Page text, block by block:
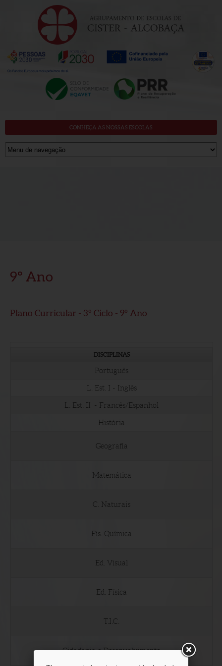
CONHEÇA AS NOSSAS ESCOLAS
9º Ano
Plano Curricular - 3º Ciclo - 9º Ano
DISCIPLINAS
Português
L. Est. I - Inglês
L. Est. II - Francês/Espanhol
História
Geografia
Matemática
C. Naturais
Fís. Química
Ed. Visual
Ed. Física
T.I.C.
Cidadania e Desenvolvimento